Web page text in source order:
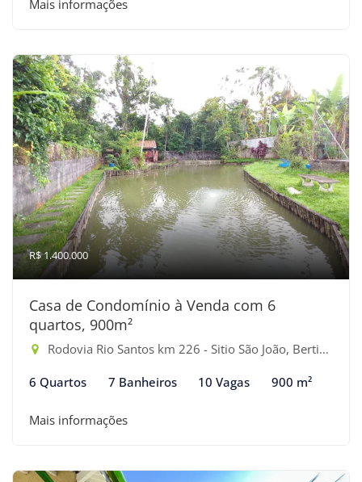
Mais informações
R$ 1.400.000
Casa de Condomínio à Venda com 6
quartos, 900m²
Rodovia Rio Santos km 226 - Sitio São João, Bertioga-SP
6 Quartos 7 Banheiros 10 Vagas 900 m²
Mais informações